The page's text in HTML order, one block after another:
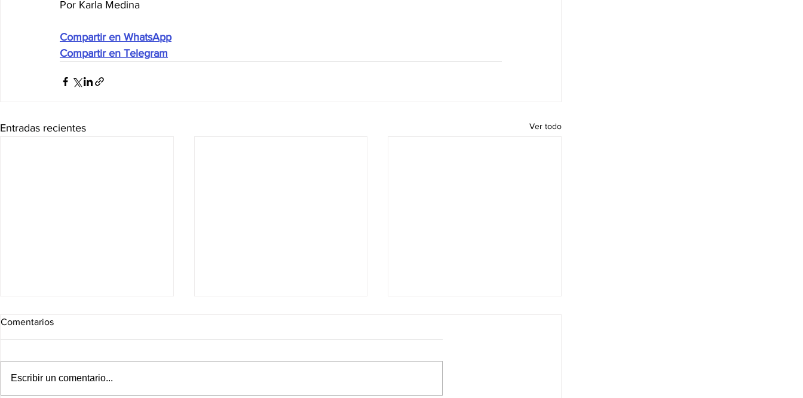
Por Karla Medina
Compartir en WhatsApp
Compartir en Telegram
Entradas recientes Ver todo
Comentarios
Escribir un comentario...